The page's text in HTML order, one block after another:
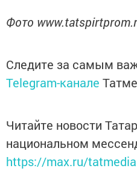
Фото
Следите за самым
Telegram-канале
Читайте новости
национальном
https://max.ru/tatmedia